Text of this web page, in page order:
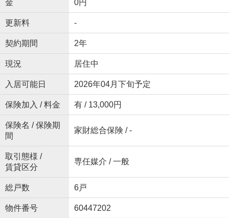
金
0円
更新料 -
契約期間 2年
現況 居住中
入居可能日 2026年04月下旬予定
保険加入 / 料金 有 / 13,000円
保険名 / 保険期
間
家財総合保険 / -
取引態様 /
賃貸区分
専任媒介 / 一般
総戸数 6戸
物件番号 60447202